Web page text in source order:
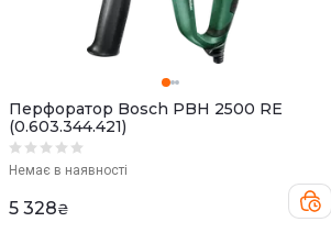
Перфоратор Bosch PBH 2500 RE
(0.603.344.421)
Немає в наявності
5 328₴